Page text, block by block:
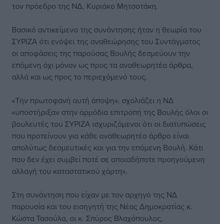
τον πρόεδρο της ΝΔ, Κυριάκο Μητσοτάκη.
Βασικό αντικείμενο της συνάντησης ήταν η θεωρία του
ΣΥΡΙΖΑ ότι ενόψει της αναθεώρησης του Συντάγματος
οι αποφάσεις της παρούσας Βουλής δεσμεύουν την
επόμενη όχι μόνον ως προς τα αναθεωρητέα άρθρα,
αλλά και ως προς το περιεχόμενό τους.
«Την πρωτοφανή αυτή άποψη», σχολιάζει η ΝΔ
«υποστήριξαν στην αρμόδια επιτροπή της Βουλής όλοι οι
βουλευτές του ΣΥΡΙΖΑ ισχυριζόμενοι ότι οι διατυπώσεις
που προτείνουν για κάθε αναθεωρητέο άρθρο είναι
απολύτως δεσμευτικές και για την επόμενη Βουλή. Κάτι
που δεν έχει συμβεί ποτέ σε οποιαδήποτε προηγούμενη
αλλαγή του καταστατικού χάρτη».
Στη συνάντηση που είχαν με τον αρχηγό της ΝΔ
παρουσία και του εισηγητή της Νέας Δημοκρατίας κ.
Κώστα Τασούλα, οι κ. Σπύρος Βλαχόπουλος,